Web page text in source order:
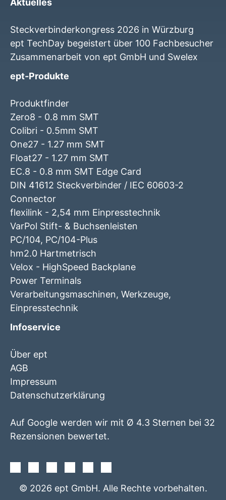
Aktuelles
Steckverbinderkongress 2026 in Würzburg
ept TechDay begeistert über 100 Fachbesucher
Zusammenarbeit von ept GmbH und Swelex
ept-Produkte
Produktfinder
Zero8 - 0.8 mm SMT
Colibri - 0.5mm SMT
One27 - 1.27 mm SMT
Float27 - 1.27 mm SMT
EC.8 - 0.8 mm SMT Edge Card
DIN 41612 Steckverbinder / IEC 60603-2
Connector
flexilink - 2,54 mm Einpresstechnik
VarPol Stift- & Buchsenleisten
PC/104, PC/104-Plus
hm2.0 Hartmetrisch
Velox - HighSpeed Backplane
Power Terminals
Verarbeitungsmaschinen, Werkzeuge,
Einpresstechnik
Infoservice
Über ept
AGB
Impressum
Datenschutzerklärung
Auf Google werden wir mit Ø 4.3 Sternen bei 32
Rezensionen bewertet.
© 2026 ept GmbH. Alle Rechte vorbehalten.